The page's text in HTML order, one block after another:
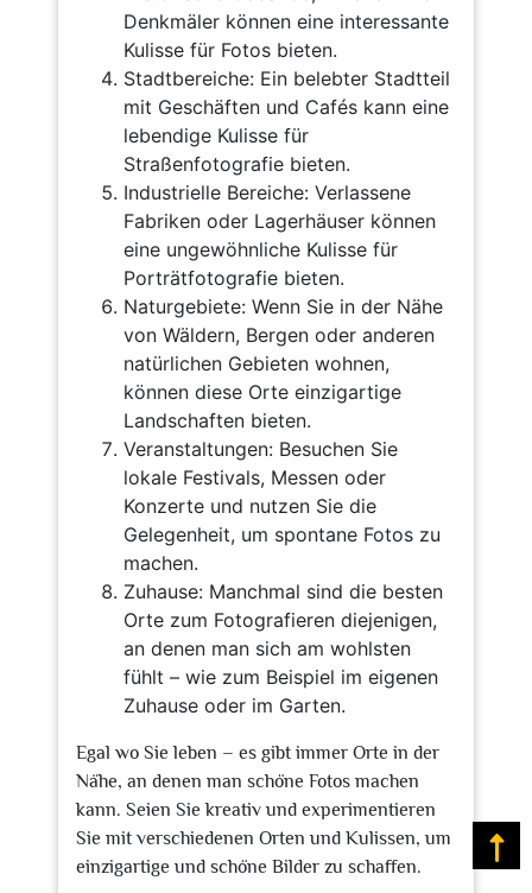
Denkmäler können eine interessante
Kulisse für Fotos bieten.
Stadtbereiche: Ein belebter Stadtteil
mit Geschäften und Cafés kann eine
lebendige Kulisse für
Straßenfotografie bieten.
Industrielle Bereiche: Verlassene
Fabriken oder Lagerhäuser können
eine ungewöhnliche Kulisse für
Porträtfotografie bieten.
Naturgebiete: Wenn Sie in der Nähe
von Wäldern, Bergen oder anderen
natürlichen Gebieten wohnen,
können diese Orte einzigartige
Landschaften bieten.
Veranstaltungen: Besuchen Sie
lokale Festivals, Messen oder
Konzerte und nutzen Sie die
Gelegenheit, um spontane Fotos zu
machen.
Zuhause: Manchmal sind die besten
Orte zum Fotografieren diejenigen,
an denen man sich am wohlsten
fühlt – wie zum Beispiel im eigenen
Zuhause oder im Garten.
Egal wo Sie leben – es gibt immer Orte in der
Nähe, an denen man schöne Fotos machen
kann. Seien Sie kreativ und experimentieren
Sie mit verschiedenen Orten und Kulissen, um
einzigartige und schöne Bilder zu schaffen.